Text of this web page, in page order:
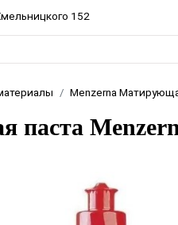
152
Menzerna
паста